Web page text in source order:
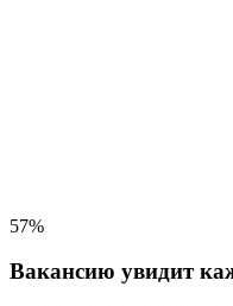
57%
Вакансию увидит